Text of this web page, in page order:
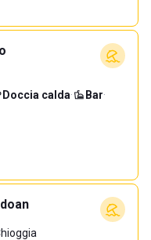
Doccia calda· Bar·